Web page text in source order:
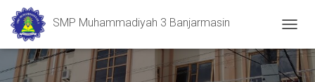
SMP Muhammadiyah 3 Banjarmasin
O
G
G